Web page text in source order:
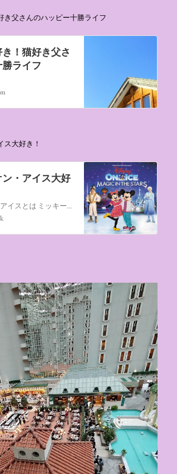
き父さんのハッピー十勝ライフ
！猫好き父さ
ライフ
ス大好き！
・アイス大好
ディズニー・オン・アイスとは ミッキーマウスやミニーマウスをはじめ、たくさんのディズニーキャラクターが登場し、世代を超えて愛され続けている、氷の上のミュージカルショーです。